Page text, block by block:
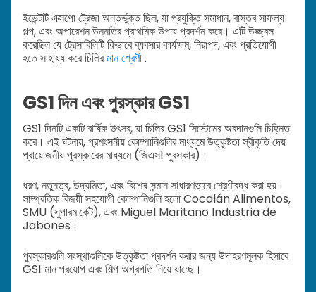
ইভেন্টটি এক্সপো ট্রেজা অন্তর্ভুক্ত ছিল, যা প্রযুক্তি সমাধান, বাস্তব সাফল্য
গল্প, এবং অপারেশন উন্নতির প্রাথমিক উপায় প্রদর্শন করে। এটি উজ্জ্বল
করেছিল যে ট্রেসাবিলিটি কিভাবে ব্যবসার কার্যক্ষম, নিরাপদ, এবং প্রতিযোগী
হতে সাহায্য করে চিলিরমান শ্রেণী.
GS1 দিন এবং পুরস্কার GS1
GS1 দিনটি একটি বার্ষিক উৎসব, যা চিলির GS1 সিস্টেমের অবদানগুলি চিহ্নিত
করে। এই ঘটনায়, প্রশংসনীয় কোম্পানিগুলির মাধ্যমে উত্কৃষ্টতা স্বীকৃতি দেয়
প্রায়োজনীয় পুরস্কারের মাধ্যমে (জিএস1 পুরস্কার)।
ধরণ, নতুনত্ব, উদ্যমিতা, এবং বিশেষ সন্মান সাধারণভাবে শ্রেণীবদ্ধ করা হয়।
সাম্প্রতিক বিজয়ী সহযোগী কোম্পানিগুলি হলো Cocalán Alimentos,
SMU (সুপারমার্কেট), এবং Miguel Maritano Industria de
Jabones।
পুরস্কারগুলি সংস্থাগুলিকে উত্কৃষ্টতা প্রদর্শন করার জন্য উদাহরণমূলক হিসাবে
GS1 মান প্রয়োগ এবং শিল্প অগ্রগতি নিয়ে যাচ্ছে।